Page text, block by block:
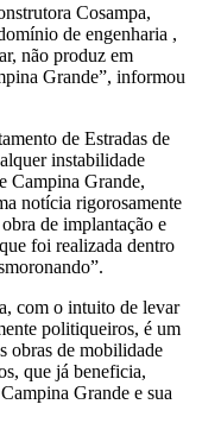
Cosampa,
de engenharia ,
não produz em
Grande”, informou
de Estradas de
instabilidade
Campina Grande,
notícia rigorosamente
de implantação e
foi realizada dentro
com o intuito de levar
politiqueiros, é um
obras de mobilidade
que já beneficia,
Grande e sua